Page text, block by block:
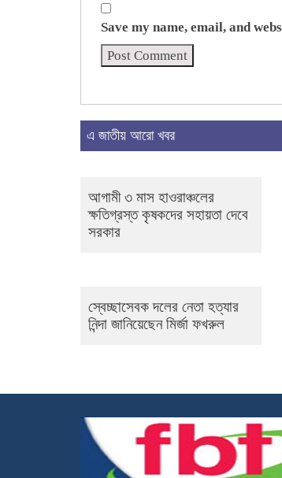
Save my name, email, and
এ জাতীয় আরো খবর
আগামী ৩ মাস হাওরাঞ্চলের
ক্ষতিগ্রস্ত কৃষকদের সহায়তা দেবে
সরকার
স্বেচ্ছাসেবক দলের নেতা হত্যার
নিন্দা জানিয়েছেন মির্জা ফখরুল